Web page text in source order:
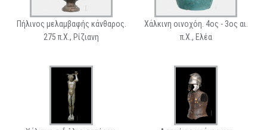
Πήλινος μελαμβαφής κάνθαρος.
275 π.Χ., Ρίζιανη
Χάλκινη οινοχόη. 4ος - 3ος αι.
π.Χ., Ελέα